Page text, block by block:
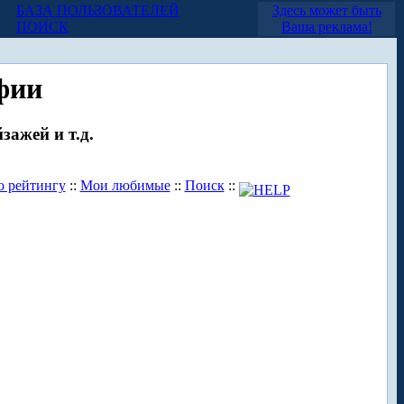
БАЗА ПОЛЬЗОВАТЕЛЕЙ
ПОИСК
Здесь может быть
Ваша реклама!
и т.д.
рейтингу:: Мои любимые:: Поиск::